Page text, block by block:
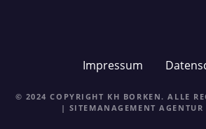
Impressum
© 2024 COPYRIGHT KH BORKEN. ALLE
| SITEMANAGEMENT